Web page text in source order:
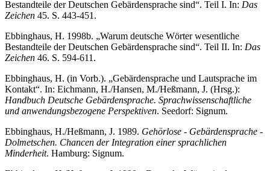
Bestandteile der Deutschen Gebärdensprache sind“. Teil I. In: Das
Zeichen 45. S. 443-451.
Ebbinghaus, H. 1998b. „Warum deutsche Wörter wesentliche
Bestandteile der Deutschen Gebärdensprache sind“. Teil II. In: Das
Zeichen 46. S. 594-611.
Ebbinghaus, H. (in Vorb.). „Gebärdensprache und Lautsprache im
Kontakt“. In: Eichmann, H./Hansen, M./Heßmann, J. (Hrsg.):
Handbuch Deutsche Gebärdensprache. Sprachwissenschaftliche
und anwendungsbezogene Perspektiven. Seedorf: Signum.
Ebbinghaus, H./Heßmann, J. 1989. Gehörlose - Gebärdensprache -
Dolmetschen. Chancen der Integration einer sprachlichen
Minderheit. Hamburg: Signum.